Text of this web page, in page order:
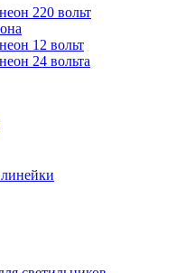
220 вольт
12 вольт
24 вольта